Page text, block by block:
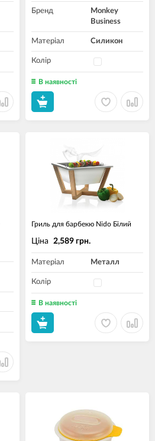
Бренд
Monkey
Business
Матеріал Силикон
Колір
В наявності
Гриль для барбекю Nido Білий
Ціна 2,589 грн.
Матеріал Металл
Колір
В наявності